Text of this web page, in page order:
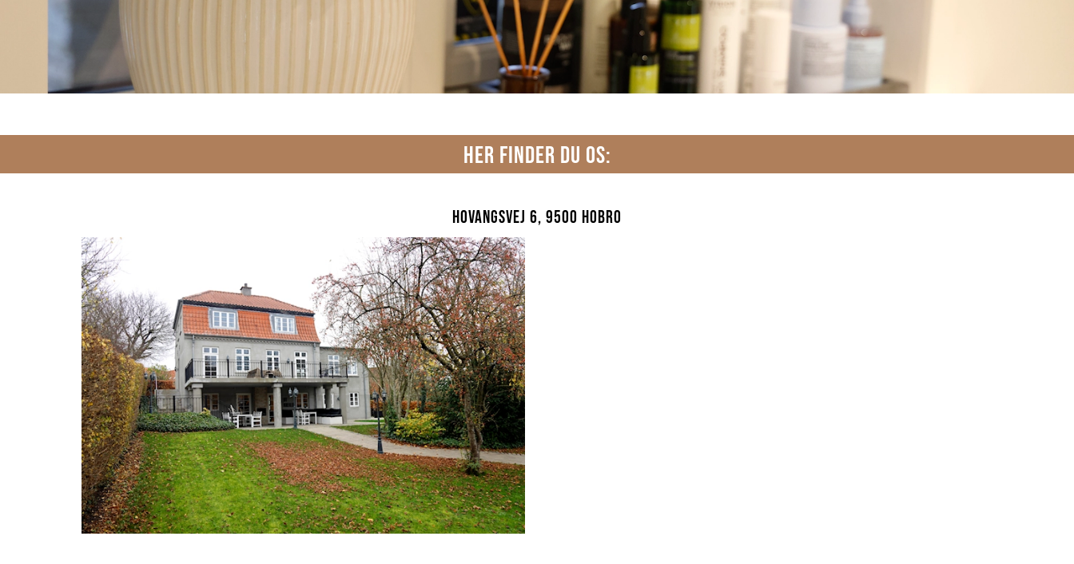
HER FINDER DU OS:
Hovangsvej 6, 9500 Hobro